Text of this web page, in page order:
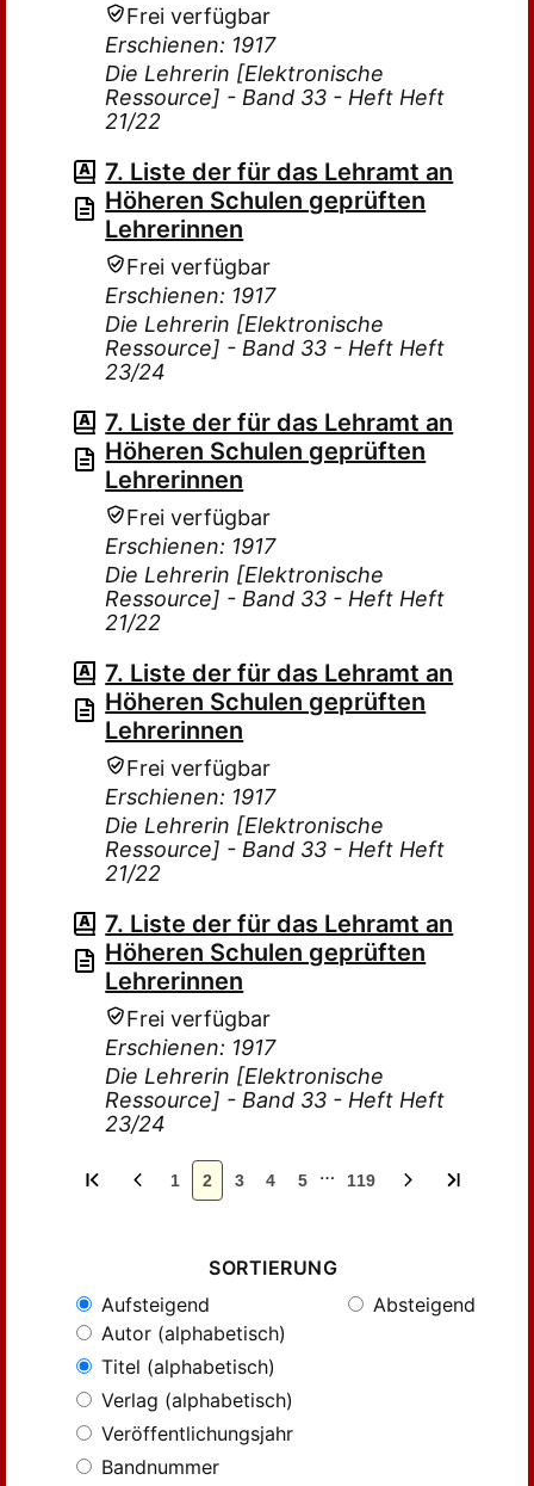
Frei verfügbar
Erschienen: 1917
Die Lehrerin [Elektronische
Ressource] - Band 33 - Heft Heft
21/22
7. Liste der für das Lehramt an
Höheren Schulen geprüften
Lehrerinnen
Frei verfügbar
Erschienen: 1917
Die Lehrerin [Elektronische
Ressource] - Band 33 - Heft Heft
23/24
7. Liste der für das Lehramt an
Höheren Schulen geprüften
Lehrerinnen
Frei verfügbar
Erschienen: 1917
Die Lehrerin [Elektronische
Ressource] - Band 33 - Heft Heft
21/22
7. Liste der für das Lehramt an
Höheren Schulen geprüften
Lehrerinnen
Frei verfügbar
Erschienen: 1917
Die Lehrerin [Elektronische
Ressource] - Band 33 - Heft Heft
21/22
7. Liste der für das Lehramt an
Höheren Schulen geprüften
Lehrerinnen
Frei verfügbar
Erschienen: 1917
Die Lehrerin [Elektronische
Ressource] - Band 33 - Heft Heft
23/24
1 2 3 4 5 … 119
SORTIERUNG
Aufsteigend
Absteigend
Autor (alphabetisch)
Titel (alphabetisch)
Verlag (alphabetisch)
Veröffentlichungsjahr
Bandnummer